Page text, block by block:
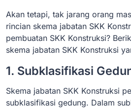
Akan tetapi, tak jarang orang
rincian skema jabatan SKK
pembuatan SKK Konstruksi?
skema jabatan SKK Konstruksi
1. Subklasifikasi
Skema jabatan SKK Konstruksi
subklasifikasi gedung. Dalam